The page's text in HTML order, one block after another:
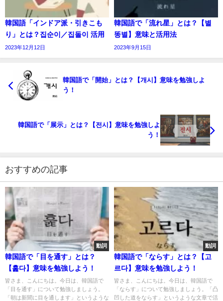
韓国語「インドア派・引きこも
り」とは？집순이／집돌이 活用
2023年12月12日
韓国語で「流れ星」とは？【별
똥별】意味と活用法
2023年9月15日
韓国語で「開始」とは？【개시】意味を勉強しよ
う！
韓国語で「展示」とは？【전시】意味を勉強しよ
う！
おすすめの記事
動詞
韓国語で「目を通す」とは？
【훑다】意味を勉強しよう！
皆さま、こんにちは。今日は、韓国語で
「目を通す」について勉強しましょう。
「朝は新聞に目を通します」というような
動詞
韓国語で「ならす」とは？【고
르다】意味を勉強しよう！
皆さま、こんにちは。今日は、韓国語で
「ならす」について勉強しましょう。「凸
凹した道をならす」というような文章で活